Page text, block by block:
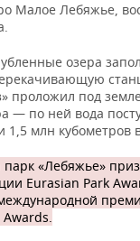
Малое Лебяжье,
озера
проложил под
— по ней вода
1,5 млн кубометров
«Лебяжье»
Eurasian Park